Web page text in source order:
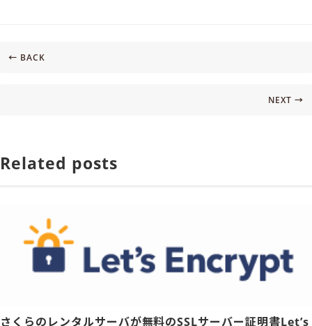
← BACK
NEXT →
Related posts
さくらのレンタルサーバが無料のSSLサーバー証明書Let’s